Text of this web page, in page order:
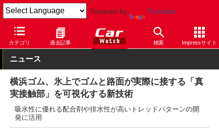
Powered by Translate
カテゴリ 過去記事 検索 Impressサイト
Car Watch タイヤ 横浜ゴム スタッドレス
ニュース
横浜ゴム、氷上でゴムと路面が実際に接する「真
実接触部」を可視化する新技術
吸水性に優れる配合剤や排水性が高いトレッドパターンの開
発に活用